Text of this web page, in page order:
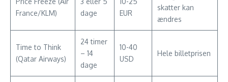
France/KLM)
dage
EUR
skatter kan
ændres
Time to Think
(Qatar Airways)
24 timer
– 14
dage
10-40
USD
Hele billetprisen